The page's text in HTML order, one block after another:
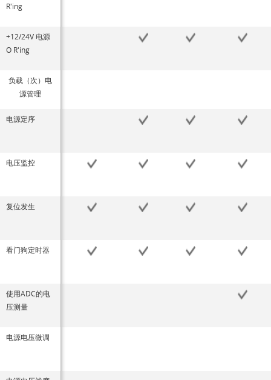
R'ing
+12/24V 电源
O R'ing
负载（次）电
源管理
电源定序
电压监控
复位发生
看门狗定时器
使用ADC的电
压测量
电源电压微调